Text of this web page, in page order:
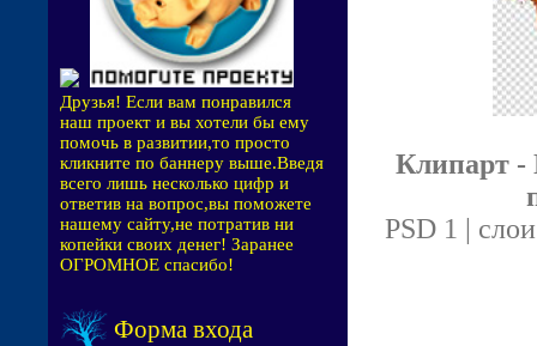
Друзья! Если вам понравился
наш проект и вы хотели бы ему
помочь в развитии,то просто
кликните по баннеру выше.Введя
всего лишь несколько цифр и
ответив на вопрос,вы поможете
нашему сайту,не потратив ни
копейки своих денег! Заранее
ОГРОМНОЕ спасибо!
Форма входа
Клипарт -
PSD 1 |